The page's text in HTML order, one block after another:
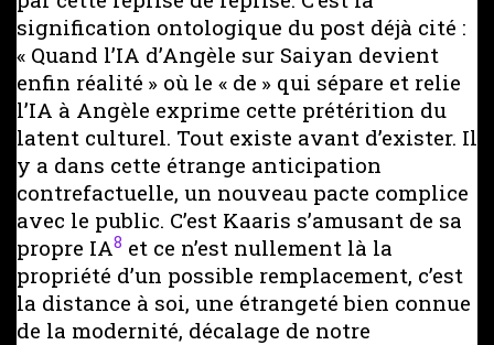
signification ontologique du post déjà cité :
« Quand l’IA d’Angèle sur Saiyan devient
enfin réalité » où le « de » qui sépare et relie
l’IA à Angèle exprime cette prétérition du
latent culturel. Tout existe avant d’exister. Il
y a dans cette étrange anticipation
contrefactuelle, un nouveau pacte complice
avec le public. C’est Kaaris s’amusant de sa
propre IA8 et ce n’est nullement là la
propriété d’un possible remplacement, c’est
la distance à soi, une étrangeté bien connue
de la modernité, décalage de notre